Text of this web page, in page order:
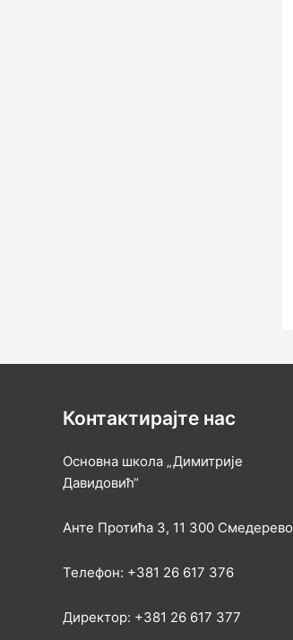
Контактирајте нас
Основна школа „Димитрије
Давидовић“
Анте Протића 3, 11 300 Смедерево
Телефон: +381 26 617 376
Директор: +381 26 617 377